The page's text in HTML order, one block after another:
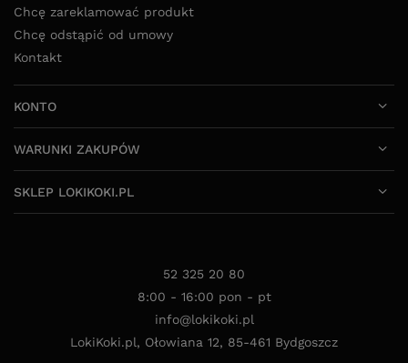
Chcę zareklamować produkt
Chcę odstąpić od umowy
Kontakt
KONTO
WARUNKI ZAKUPÓW
SKLEP LOKIKOKI.PL
52 325 20 80
8:00 - 16:00 pon - pt
info@lokikoki.pl
LokiKoki.pl, Ołowiana 12, 85-461 Bydgoszcz